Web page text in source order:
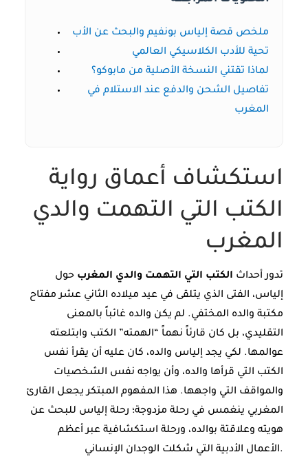
ملخص قصة إلياس بونفيم والبحث عن الأب
تحية للأدب الكلاسيكي العالمي
لماذا تقتني النسخة الأصلية من مابوكو؟
تفاصيل الشحن والدفع عند الاستلام في
المغرب
استكشاف أعماق رواية
الكتب التي التهمت والدي
المغرب
تدور أحداث الكتب التي التهمت والدي المغرب حول
إلياس، الفتى الذي يتلقى في عيد ميلاده الثاني عشر مفتاح
مكتبة والده المختفي. لم يكن والده غائباً بالمعنى
التقليدي، بل كان قارئاً نهماً “الهمته” الكتب وابتلعته
عوالمها. لكي يجد إلياس والده، كان عليه أن يقرأ نفس
الكتب التي قرأها والده، وأن يواجه نفس الشخصيات
والمواقف التي واجهها. هذا المفهوم المبتكر يجعل القارئ
المغربي ينغمس في رحلة مزدوجة؛ رحلة إلياس للبحث عن
هويته وعلاقتة بوالده، ورحلة استكشافية عبر أعظم
الأعمال الأدبية التي شكلت الوجدان الإنساني.